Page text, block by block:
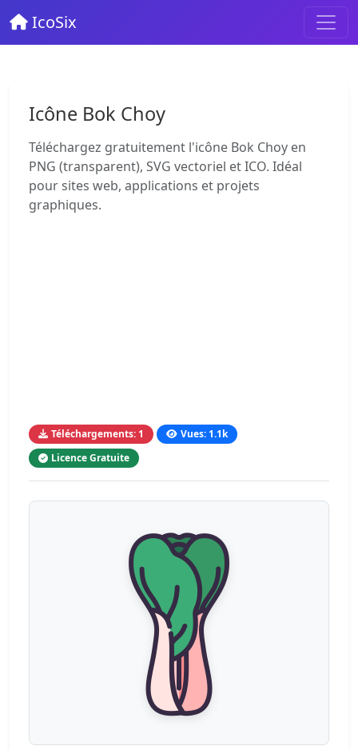
IcoSix
Icône Bok Choy
Téléchargez gratuitement l'icône Bok Choy en
PNG (transparent), SVG vectoriel et ICO. Idéal
pour sites web, applications et projets
graphiques.
Téléchargements: 1
Vues: 1.1k
Licence Gratuite